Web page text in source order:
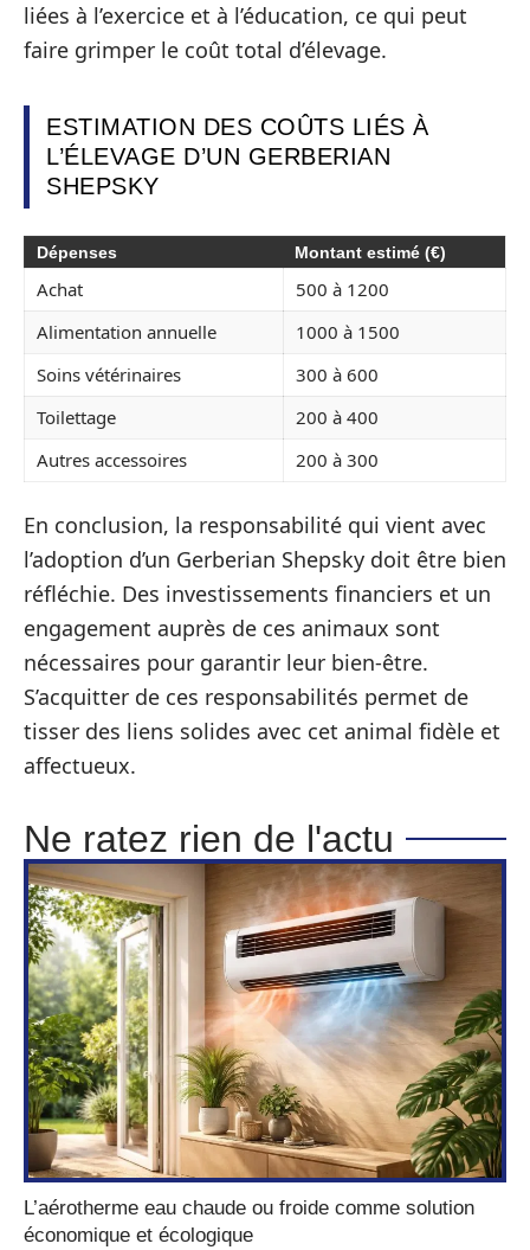
liées à l’exercice et à l’éducation, ce qui peut
faire grimper le coût total d’élevage.
ESTIMATION DES COÛTS LIÉS À
L’ÉLEVAGE D’UN GERBERIAN
SHEPSKY
Dépenses Montant estimé (€)
Achat
500 à 1200
Alimentation annuelle
1000 à 1500
Soins vétérinaires
300 à 600
Toilettage
200 à 400
Autres accessoires
200 à 300
En conclusion, la responsabilité qui vient avec
l’adoption d’un Gerberian Shepsky doit être bien
réfléchie. Des investissements financiers et un
engagement auprès de ces animaux sont
nécessaires pour garantir leur bien-être.
S’acquitter de ces responsabilités permet de
tisser des liens solides avec cet animal fidèle et
affectueux.
Ne ratez rien de l'actu
L’aérotherme eau chaude ou froide comme solution
économique et écologique